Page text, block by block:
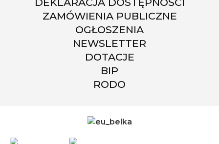
ZAMÓWIENIA PUBLICZNE
OGŁOSZENIA
NEWSLETTER
DOTACJE
BIP
RODO